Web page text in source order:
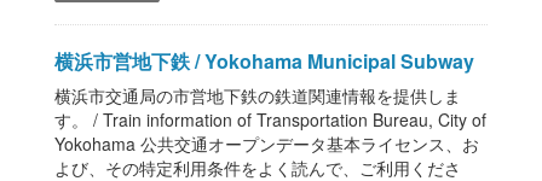
横浜市営地下鉄 / Yokohama Municipal Subway
横浜市交通局の市営地下鉄の鉄道関連情報を提供しま
す。 / Train information of Transportation Bureau, City of
Yokohama 公共交通オープンデータ基本ライセンス、お
よび、その特定利用条件をよく読んで、ご利用くださ